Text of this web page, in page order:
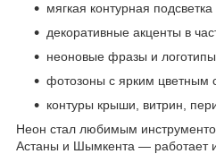
мягкая контурная
декоративные акценты в
неоновые фразы и
фотозоны с ярким цветным
контуры крыши, витрин,
Неон стал любимым
Астаны и Шымкента — работает